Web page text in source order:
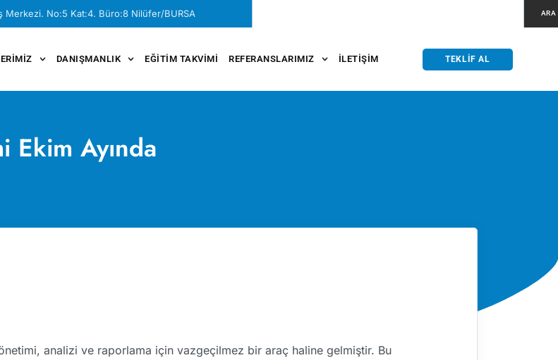
Merkezi. No:5 Kat:4. Büro:8 Nilüfer/BURSA ARA
DANIŞMANLIK EĞITIM TAKVIMI REFERANSLARIMIZ İLETIŞIM TEKLIF AL
Ekim Ayında
analizi ve raporlama için vazgeçilmez bir araç haline gelmiştir. Bu